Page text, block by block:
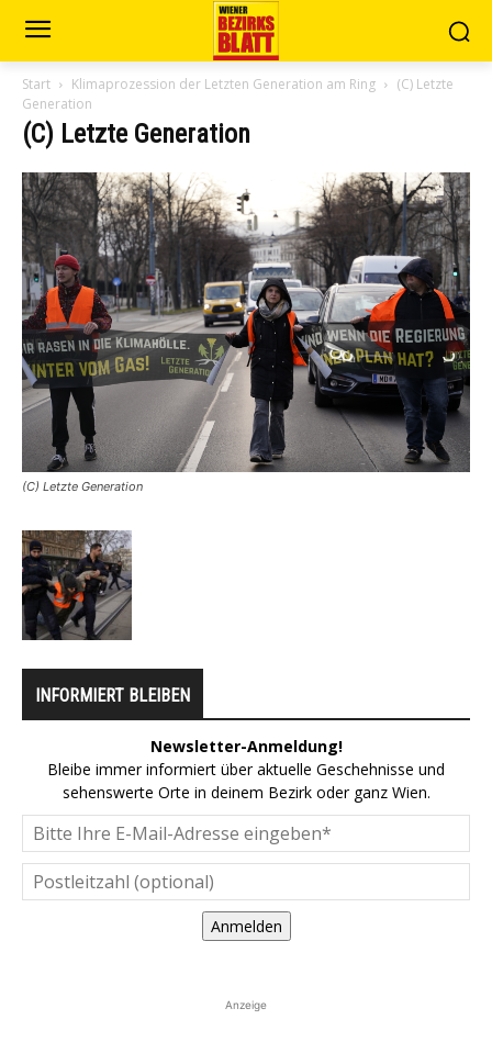
Start Klimaprozession der Letzten Generation am Ring
(C) Letzte
Generation
(C) Letzte Generation
(C) Letzte Generation
INFORMIERT BLEIBEN
Newsletter-Anmeldung!
Bleibe immer informiert über aktuelle Geschehnisse und
sehenswerte Orte in deinem Bezirk oder ganz Wien.
Anmelden
Anzeige